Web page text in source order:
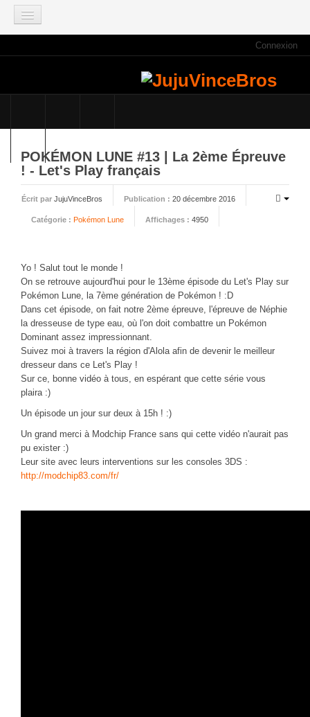
Connexion
E3 2021
Faisons le point
Accès aux Quiz
Les videos des JujuVinceBros
CINÉ
Critiques films
Courts Métrages
JEUX
30 minutes sur...
Parties en ligne
Funtage
Walkthrough / LP
POKÉMON LUNE #13 | La 2ème Épreuve
! - Let's Play français
Écrit par JujuVinceBros Publication : 20 décembre 2016
Catégorie : Pokémon Lune Affichages : 4950
Yo ! Salut tout le monde !
On se retrouve aujourd'hui pour le 13ème épisode du Let's Play sur
Pokémon Lune, la 7ème génération de Pokémon ! :D
Dans cet épisode, on fait notre 2ème épreuve, l'épreuve de Néphie
la dresseuse de type eau, où l'on doit combattre un Pokémon
Dominant assez impressionnant.
Suivez moi à travers la région d'Alola afin de devenir le meilleur
dresseur dans ce Let's Play !
Sur ce, bonne vidéo à tous, en espérant que cette série vous
plaira :)
Un épisode un jour sur deux à 15h ! :)
Un grand merci à Modchip France sans qui cette vidéo n'aurait pas
pu exister :)
Leur site avec leurs interventions sur les consoles 3DS :
http://modchip83.com/fr/